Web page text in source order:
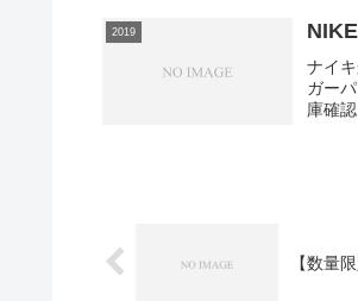
2019
ナイ
ガー
庫確
【数量